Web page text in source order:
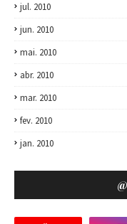
jul. 2010
jun. 2010
mai. 2010
abr. 2010
mar. 2010
fev. 2010
jan. 2010